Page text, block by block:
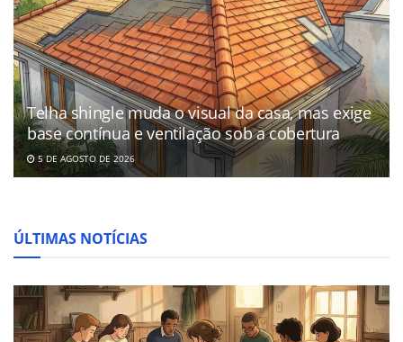
Telha shingle muda o visual da casa, mas exige
base contínua e ventilação sob a cobertura
5 DE AGOSTO DE 2026
ÚLTIMAS NOTÍCIAS